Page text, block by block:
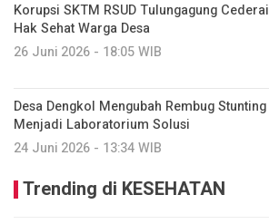
Korupsi SKTM RSUD Tulungagung Cederai
Hak Sehat Warga Desa
26 Juni 2026 - 18:05 WIB
Desa Dengkol Mengubah Rembug Stunting
Menjadi Laboratorium Solusi
24 Juni 2026 - 13:34 WIB
Trending di KESEHATAN